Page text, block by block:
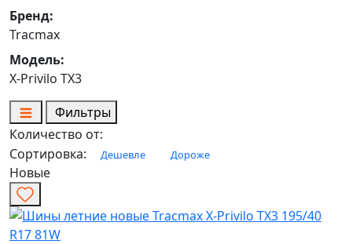
Бренд:
Tracmax
Модель:
X-Privilo TX3
Фильтры
Количество от:
Сортировка:
Дешевле Дороже
Новые